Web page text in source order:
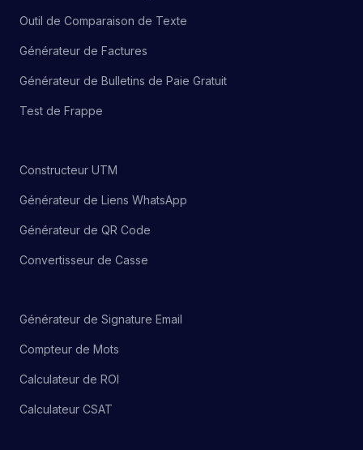
Outil de Comparaison de Texte
Générateur de Factures
Générateur de Bulletins de Paie Gratuit
Test de Frappe
Constructeur UTM
Générateur de Liens WhatsApp
Générateur de QR Code
Convertisseur de Casse
Générateur de Signature Email
Compteur de Mots
Calculateur de ROI
Calculateur CSAT